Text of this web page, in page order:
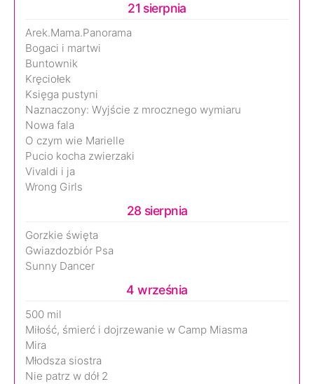
21 sierpnia
Arek.Mama.Panorama
Bogaci i martwi
Buntownik
Kręciołek
Księga pustyni
Naznaczony: Wyjście z mrocznego wymiaru
Nowa fala
O czym wie Marielle
Pucio kocha zwierzaki
Vivaldi i ja
Wrong Girls
28 sierpnia
Gorzkie święta
Gwiazdozbiór Psa
Sunny Dancer
4 września
500 mil
Miłość, śmierć i dojrzewanie w Camp Miasma
Mira
Młodsza siostra
Nie patrz w dół 2